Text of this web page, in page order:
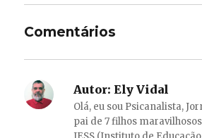
Comentários
Autor: Ely Vidal
Olá, eu sou Psicanalista,
pai de 7 filhos